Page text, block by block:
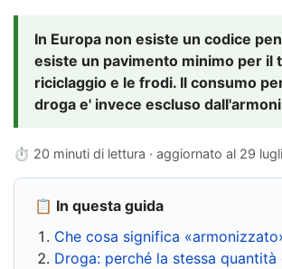
In Europa non esiste un codice
esiste un pavimento minimo per il
riciclaggio e le frodi. Il consumo
droga e' invece escluso
⏱ 20 minuti di lettura · aggiornato al 29
📋 In questa guida
Che cosa significa
Droga: perché la stessa quantità